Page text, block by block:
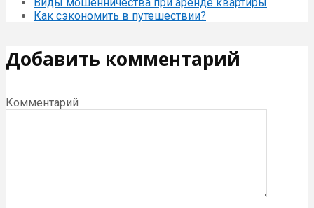
Как сэкономить в путешествии?
Добавить комментарий
Комментарий